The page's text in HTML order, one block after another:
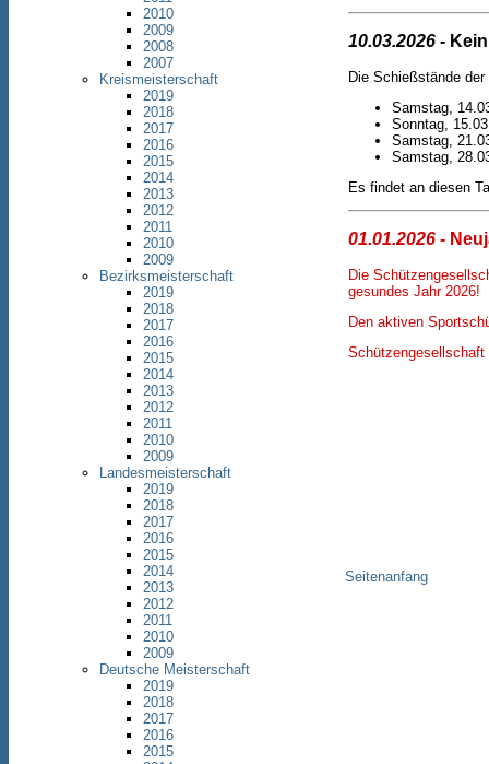
2010
2009
2008
2007
Kreismeisterschaft
2019
2018
2017
2016
2015
2014
2013
2012
2011
2010
2009
Bezirksmeisterschaft
2019
2018
2017
2016
2015
2014
2013
2012
2011
2010
2009
Landesmeisterschaft
2019
2018
2017
2016
2015
2014
2013
2012
2011
2010
2009
Deutsche Meisterschaft
2019
2018
2017
2016
2015
10.03.2026 -
Die Schießstände
Samstag,
Sonntag,
Samstag,
Samstag,
Es findet an diesen
01.01.2026 -
Die
gesundes Jahr 2026!
Den aktiven
Schützengesellschaft
Seitenanfang